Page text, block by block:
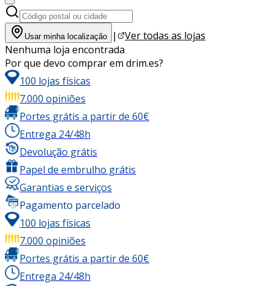
Usar minha localização |
Ver todas as lojas
Nenhuma loja encontrada
Por que devo comprar em drim.es?
100 lojas físicas
7.000 opiniões
Portes grátis a partir de 60€
Entrega 24/48h
Devolução grátis
Papel de embrulho grátis
Garantias e serviços
Pagamento parcelado
100 lojas físicas
7.000 opiniões
Portes grátis a partir de 60€
Entrega 24/48h